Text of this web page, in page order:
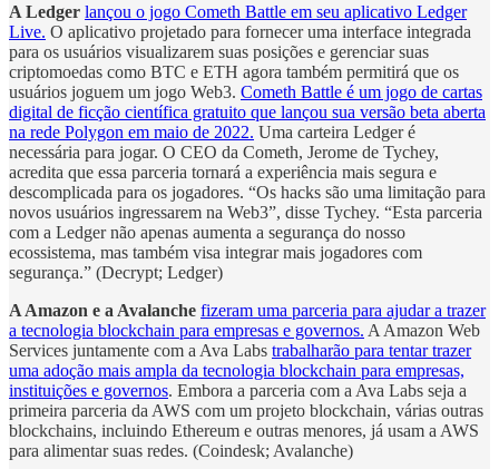
A Ledger lançou o jogo Cometh Battle em seu aplicativo Ledger
Live. O aplicativo projetado para fornecer uma interface integrada
para os usuários visualizarem suas posições e gerenciar suas
criptomoedas como BTC e ETH agora também permitirá que os
usuários joguem um jogo Web3. Cometh Battle é um jogo de cartas
digital de ficção científica gratuito que lançou sua versão beta aberta
na rede Polygon em maio de 2022. Uma carteira Ledger é
necessária para jogar. O CEO da Cometh, Jerome de Tychey,
acredita que essa parceria tornará a experiência mais segura e
descomplicada para os jogadores. “Os hacks são uma limitação para
novos usuários ingressarem na Web3”, disse Tychey. “Esta parceria
com a Ledger não apenas aumenta a segurança do nosso
ecossistema, mas também visa integrar mais jogadores com
segurança.” (Decrypt; Ledger)
A Amazon e a Avalanche fizeram uma parceria para ajudar a trazer
a tecnologia blockchain para empresas e governos. A Amazon Web
Services juntamente com a Ava Labs trabalharão para tentar trazer
uma adoção mais ampla da tecnologia blockchain para empresas,
instituições e governos. Embora a parceria com a Ava Labs seja a
primeira parceria da AWS com um projeto blockchain, várias outras
blockchains, incluindo Ethereum e outras menores, já usam a AWS
para alimentar suas redes. (Coindesk; Avalanche)